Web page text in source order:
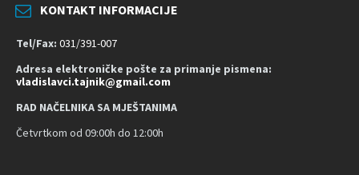
KONTAKT INFORMACIJE
Tel/Fax: 031/391-007
Adresa elektroničke pošte za primanje pismena:
vladislavci.tajnik@gmail.com
RAD NAČELNIKA SA MJEŠTANIMA
Četvrtkom od 09:00h do 12:00h